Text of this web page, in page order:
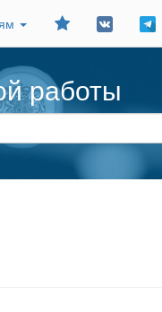
Добавить
работы